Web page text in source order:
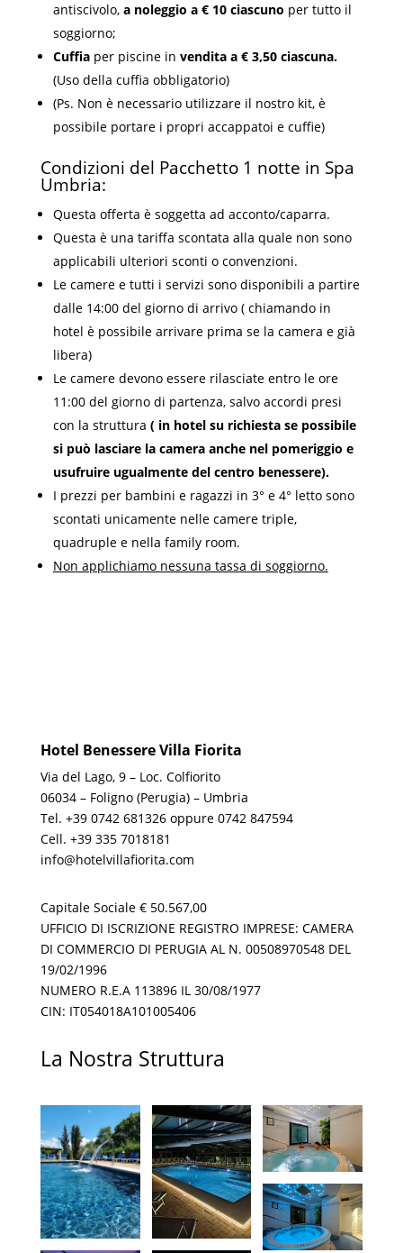
antiscivolo, a noleggio a € 10 ciascuno per tutto il
soggiorno;
Cuffiaper piscine in vendita a € 3,50 ciascuna.
(Uso della cuffia obbligatorio)
(Ps. Non è necessario utilizzare il nostro kit, è
possibile portare i propri accappatoi e cuffie)
Condizioni del Pacchetto 1 notte in Spa
Umbria:
Questa offerta è soggetta ad acconto/caparra.
Questa è una tariffa scontata alla quale non sono
applicabili ulteriori sconti o convenzioni.
Le camere e tutti i servizi sono disponibili a partire
dalle 14:00 del giorno di arrivo ( chiamando in
hotel è possibile arrivare prima se la camera e già
libera)
Le camere devono essere rilasciate entro le ore
11:00 del giorno di partenza, salvo accordi presi
con la struttura ( in hotel su richiesta se possibile
si può lasciare la camera anche nel pomeriggio e
usufruire ugualmente del centro benessere).
I prezzi per bambini e ragazzi in 3° e 4° letto sono
scontati unicamente nelle camere triple,
quadruple e nella family room.
Non applichiamo nessuna tassa di soggiorno.
Hotel Benessere Villa Fiorita
Via del Lago, 9 – Loc. Colfiorito
06034 – Foligno (Perugia) – Umbria
Tel. +39 0742 681326 oppure 0742 847594
Cell. +39 335 7018181
info@hotelvillafiorita.com
Capitale Sociale € 50.567,00
UFFICIO DI ISCRIZIONE REGISTRO IMPRESE: CAMERA
DI COMMERCIO DI PERUGIA AL N. 00508970548 DEL
19/02/1996
NUMERO R.E.A 113896 IL 30/08/1977
CIN: IT054018A101005406
La Nostra Struttura